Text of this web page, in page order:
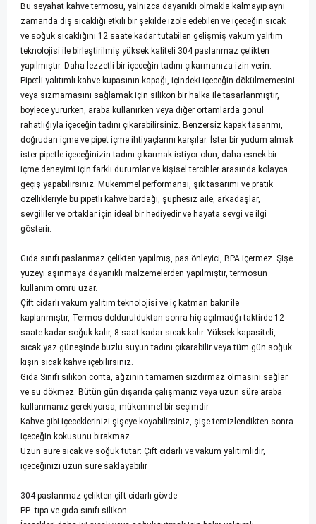
Bu seyahat kahve termosu, yalnızca dayanıklı olmakla kalmayıp aynı
zamanda dış sıcaklığı etkili bir şekilde izole edebilen ve içeceğin sıcak
ve soğuk sıcaklığını 12 saate kadar tutabilen gelişmiş vakum yalıtım
teknolojisi ile birleştirilmiş yüksek kaliteli 304 paslanmaz çelikten
yapılmıştır. Daha lezzetli bir içeceğin tadını çıkarmanıza izin verin.
Pipetli yalıtımlı kahve kupasının kapağı, içindeki içeceğin dökülmemesini
veya sızmamasını sağlamak için silikon bir halka ile tasarlanmıştır,
böylece yürürken, araba kullanırken veya diğer ortamlarda gönül
rahatlığıyla içeceğin tadını çıkarabilirsiniz. Benzersiz kapak tasarımı,
doğrudan içme ve pipet içme ihtiyaçlarını karşılar. İster bir yudum almak
ister pipetle içeceğinizin tadını çıkarmak istiyor olun, daha esnek bir
içme deneyimi için farklı durumlar ve kişisel tercihler arasında kolayca
geçiş yapabilirsiniz. Mükemmel performansı, şık tasarımı ve pratik
özellikleriyle bu pipetli kahve bardağı, şüphesiz aile, arkadaşlar,
sevgililer ve ortaklar için ideal bir hediyedir ve hayata sevgi ve ilgi
gösterir.
Gıda sınıfı paslanmaz çelikten yapılmış, pas önleyici, BPA içermez. Şişe
yüzeyi aşınmaya dayanıklı malzemelerden yapılmıştır, termosun
kullanım ömrü uzar.
Çift cidarlı vakum yalıtım teknolojisi ve iç katman bakır ile
kaplanmıştır, Termos doldurulduktan sonra hiç açılmadğı taktirde 12
saate kadar soğuk kalır, 8 saat kadar sıcak kalır. Yüksek kapasiteli,
sıcak yaz güneşinde buzlu suyun tadını çıkarabilir veya tüm gün soğuk
kışın sıcak kahve içebilirsiniz.
Gıda Sınıfı silikon conta, ağzının tamamen sızdırmaz olmasını sağlar
ve su dökmez. Bütün gün dışarıda çalışmanız veya uzun süre araba
kullanmanız gerekiyorsa, mükemmel bir seçimdir
Kahve gibi içeceklerinizi şişeye koyabilirsiniz, şişe temizlendikten sonra
içeceğin kokusunu bırakmaz.
Uzun süre sıcak ve soğuk tutar: Çift cidarlı ve vakum yalıtımlıdır,
içeceğinizi uzun süre saklayabilir
304 paslanmaz çelikten çift cidarlı gövde
PP tıpa ve gıda sınıfı silikon